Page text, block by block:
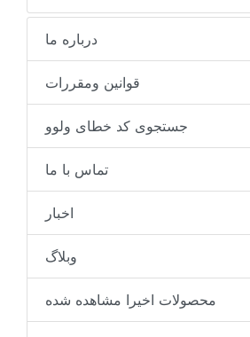
درباره ما
قوانین ومقررات
جستجوی کد خطای ولوو
تماس با ما
اخبار
وبلاگ
محصولات اخیرا مشاهده شده